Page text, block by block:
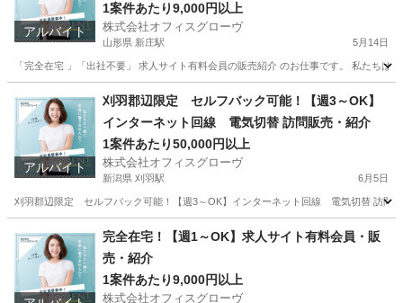
アルバイト
1案件あたり9,000円以上
株式会社オフィスグローヴ
山形県 新庄駅 5月14日
「完全在宅 」「出社不要」 求人サイト有料会員の販売紹介 のお仕事です。 私たち
新庄駅 営業 求人サイト
アルバイト
刈羽郡辺限定 セルフバック可能！【週3～OK】
インターネット回線 電気切替 訪問販売・紹介
1案件あたり50,000円以上
株式会社オフィスグローヴ
新潟県 刈羽駅 6月5日
刈羽郡辺限定 セルフバック可能！【週3～OK】インターネット回線 電気切替 訪問
刈羽駅 営業 セルフ
完全在宅！【週1～OK】求人サイト有料会員・販
売・紹介
1案件あたり9,000円以上
株式会社オフィスグローヴ